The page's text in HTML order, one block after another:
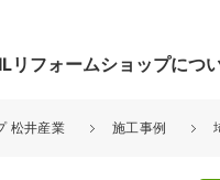
リフォームショップにつ
松井産業 施工事例